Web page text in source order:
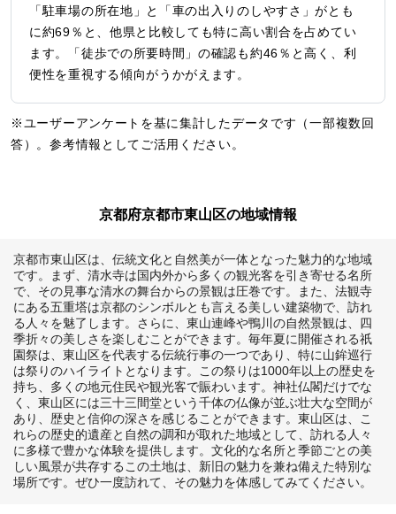
「駐車場の所在地」と「車の出入りのしやすさ」がとも
に約69％と、他県と比較しても特に高い割合を占めてい
ます。「徒歩での所要時間」の確認も約46％と高く、利
便性を重視する傾向がうかがえます。
※ユーザーアンケートを基に集計したデータです（一部複数回
答）。参考情報としてご活用ください。
京都府京都市東山区の地域情報
京都市東山区は、伝統文化と自然美が一体となった魅力的な地域
です。まず、清水寺は国内外から多くの観光客を引き寄せる名所
で、その見事な清水の舞台からの景観は圧巻です。また、法観寺
にある五重塔は京都のシンボルとも言える美しい建築物で、訪れ
る人々を魅了します。さらに、東山連峰や鴨川の自然景観は、四
季折々の美しさを楽しむことができます。毎年夏に開催される祇
園祭は、東山区を代表する伝統行事の一つであり、特に山鉾巡行
は祭りのハイライトとなります。この祭りは1000年以上の歴史を
持ち、多くの地元住民や観光客で賑わいます。神社仏閣だけでな
く、東山区には三十三間堂という千体の仏像が並ぶ壮大な空間が
あり、歴史と信仰の深さを感じることができます。東山区は、こ
れらの歴史的遺産と自然の調和が取れた地域として、訪れる人々
に多様で豊かな体験を提供します。文化的な名所と季節ごとの美
しい風景が共存するこの土地は、新旧の魅力を兼ね備えた特別な
場所です。ぜひ一度訪れて、その魅力を体感してみてください。